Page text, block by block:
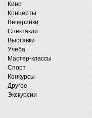
Кино
Концерты
Вечеринки
Спектакли
Выставки
Учеба
Мастер-классы
Спорт
Конкурсы
Другое
Экскурсии